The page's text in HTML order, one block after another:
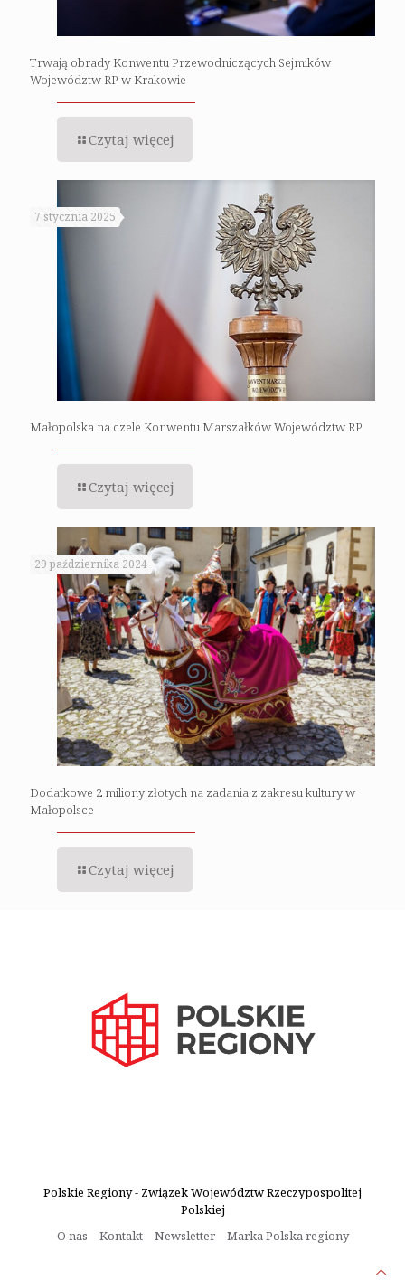
Trwają obrady Konwentu Przewodniczących Sejmików
Województw RP w Krakowie
Czytaj więcej
7 stycznia 2025
Małopolska na czele Konwentu Marszałków Województw RP
Czytaj więcej
29 października 2024
Dodatkowe 2 miliony złotych na zadania z zakresu kultury w
Małopolsce
Czytaj więcej
Polskie Regiony - Związek Województw Rzeczypospolitej
Polskiej
O nas
Kontakt Newsletter Marka Polska regiony